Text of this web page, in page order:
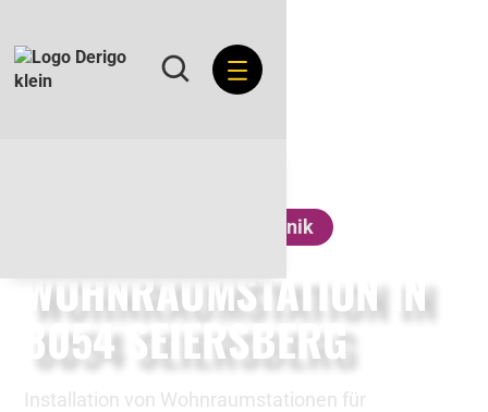
Heizungs- und Anlagentechnik
WOHNRAUMSTATION IN
8054 SEIERSBERG
Installation von Wohnraumstationen für